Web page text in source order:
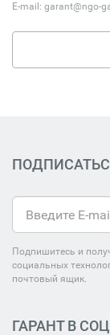
E-mail: garant@ngo-
Подпишитесь и
социальных
почтовый ящик.
ГАРАНТ В